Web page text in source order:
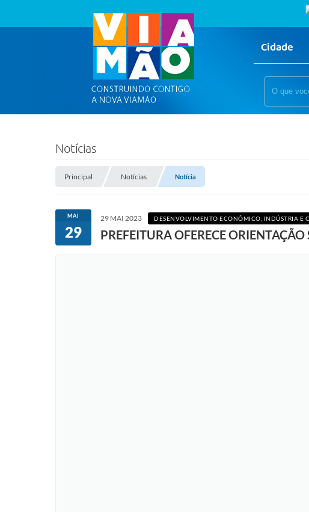
Cidade
Notícias
Principal Notícias Notícia
MAI
29
29 MAI 2023 DESENVOLVIMENTO ECONÔMICO, INDÚSTRIA E
PREFEITURA OFERECE ORIENTAÇÃO